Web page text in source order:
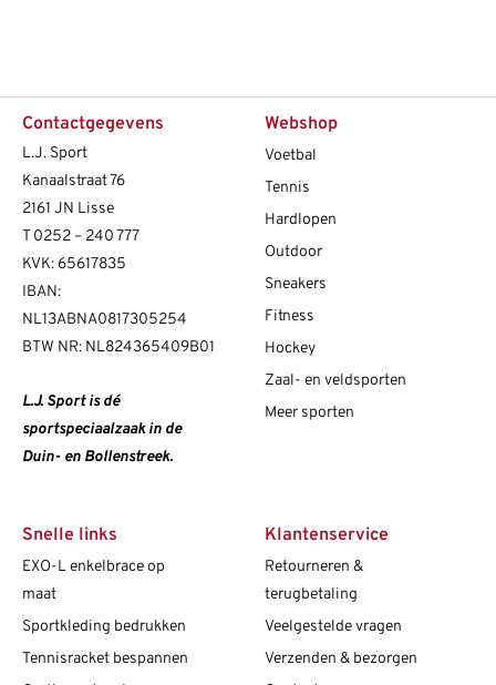
Contactgegevens
L.J. Sport
Kanaalstraat 76
2161 JN Lisse
T 0252 – 240 777
KVK: 65617835
IBAN:
NL13ABNA0817305254
BTW NR: NL824365409B01
L.J. Sport is dé
sportspeciaalzaak in de
Duin- en Bollenstreek.
Webshop
Voetbal
Tennis
Hardlopen
Outdoor
Sneakers
Fitness
Hockey
Zaal- en veldsporten
Meer sporten
Snelle links
EXO-L enkelbrace op
maat
Sportkleding bedrukken
Tennisracket bespannen
Klantenservice
Retourneren &
terugbetaling
Veelgestelde vragen
Verzenden & bezorgen